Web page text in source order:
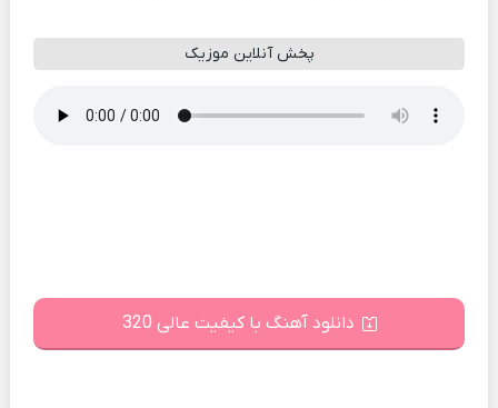
پخش آنلاین موزیک
دانلود آهنگ با کیفیت عالی 320